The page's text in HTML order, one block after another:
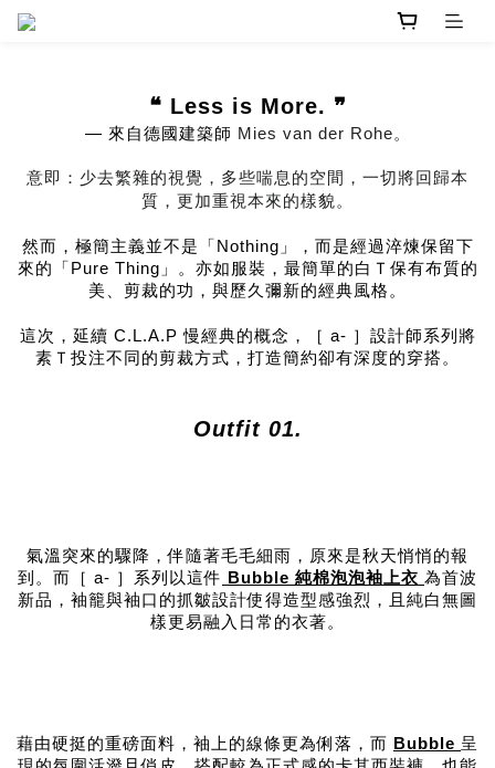
❝ Less is More. ❞
— 來自德國建築師 Mies van der Rohe。
意即：少去繁雜的視覺，多些喘息的空間，一切將回歸本
質，更加重視本來的樣貌。
然而，極簡主義並不是「Nothing」，而是經過淬煉保留下
來的「Pure Thing」。亦如服裝，最簡單的白Ｔ保有布質的
美、剪裁的功，與歷久彌新的經典風格。
這次，延續 C.L.A.P 慢經典的概念，［ a- ］設計師系列將
素Ｔ投注不同的剪裁方式，打造簡約卻有深度的穿搭。
Outfit 01.
氣溫突來的驟降，伴隨著毛毛細雨，原來是秋天悄悄的報
到。而［ a- ］系列以這件
Bubble 純棉泡泡袖上衣 為首波
新品，袖籠與袖口的抓皺設計使得造型感強烈，且純白無圖
樣更易融入日常的衣著。
藉由硬挺的重磅面料，袖上的線條更為俐落，而 Bubble 呈